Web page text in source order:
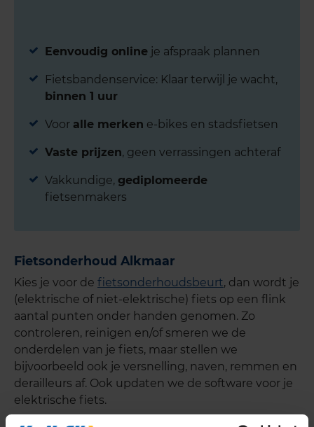
Eenvoudig online je afspraak plannen
Fietsbandenservice: Klaar terwijl je wacht,
binnen 1 uur
Voor alle merken e-bikes en stadsfietsen
Vaste prijzen, geen verrassingen achteraf
Vakkundige, gediplomeerde
fietsenmakers
Fietsonderhoud Alkmaar
Kies je voor de fietsonderhoudsbeurt, dan wordt je
(elektrische of niet-elektrische) fiets op een flink
aantal punten onder handen genomen. Zo
controleren, reinigen en/of smeren we de
onderdelen van je fiets, maar stellen we
bijvoorbeeld ook je versnelling, naven, remmen en
derailleurs af. Ook updaten we de software voor je
elektrische fiets.